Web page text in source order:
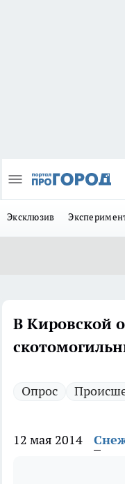
Эксклюзив
В Кировской
Опрос
12 мая 2014